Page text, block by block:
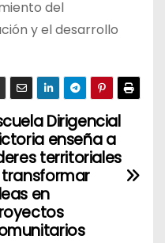
del
y el desarrollo
Dirigencial
enseña a
territoriales
en